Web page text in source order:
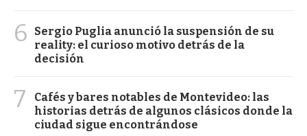
6
Sergio Puglia anunció la suspensión de su
reality: el curioso motivo detrás de la
decisión
7
Cafés y bares notables de Montevideo: las
historias detrás de algunos clásicos donde la
ciudad sigue encontrándose